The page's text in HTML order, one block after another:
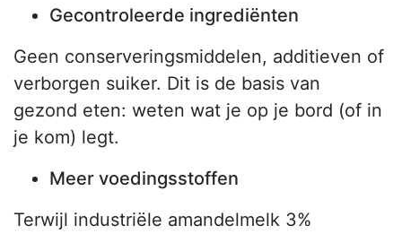
Gecontroleerde ingrediënten
Geen conserveringsmiddelen, additieven of
verborgen suiker. Dit is de basis van
gezond eten: weten wat je op je bord (of in
je kom) legt.
Meer voedingsstoffen
Terwijl industriële amandelmelk 3%